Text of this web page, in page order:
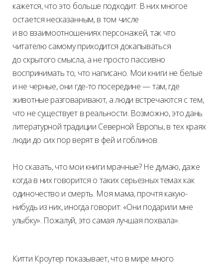
кажется, что это больше подходит. В них многое
остается несказанным, в том числе
и во взаимоотношениях персонажей, так что
читателю самому приходится докапываться
до скрытого смысла, а не просто пассивно
воспринимать то, что написано. Мои книги не белые
и не черные, они где-то посередине — там, где
животные разговаривают, а люди встречаются с тем,
что не существует в реальности. Возможно, это дань
литературной традиции Северной Европы, в тех краях
люди до сих пор верят в фей и гоблинов.
Но сказать, что мои книги мрачные? Не думаю, даже
когда в них говорится о таких серьезных темах как
одиночество и смерть. Моя мама, прочтя какую-
нибудь из них, иногда говорит: «Они подарили мне
улыбку». Пожалуй, это самая лучшая похвала».
Китти Кроутер показывает, что в мире много